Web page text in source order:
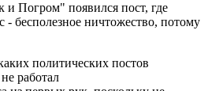
Погром" появился пост, где
бесполезное ничтожество, потому
политических постов
работал